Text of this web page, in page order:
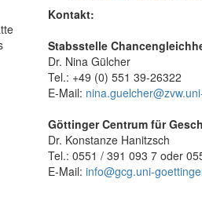
Kontakt:
Stabsstelle
Dr. Nina Gülcher
Tel.: +49 (0) 551 39-26322
E-Mail:
Göttinger Centrum für
Dr. Konstanze Hanitzsch
Tel.: 0551 / 391 093 7 oder
E-Mail: info@gcg.uni-